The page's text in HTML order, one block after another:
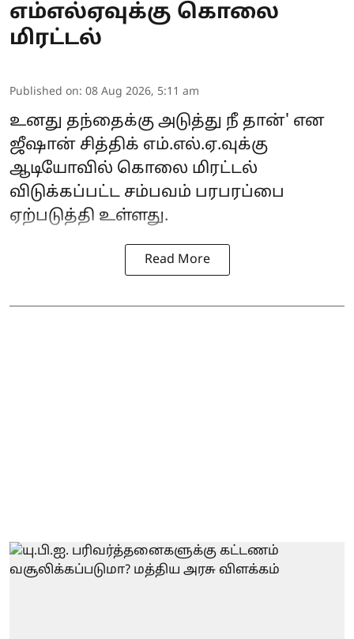
எம்எல்ஏவுக்கு கொலை
மிரட்டல்
Published on: 08 Aug 2026, 5:11 am
உனது தந்தைக்கு அடுத்து நீ தான்' என
ஜீஷான் சித்திக் எம்.எல்.ஏ.வுக்கு
ஆடியோவில் கொலை மிரட்டல்
விடுக்கப்பட்ட சம்பவம் பரபரப்பை
ஏற்படுத்தி உள்ளது.
Read More